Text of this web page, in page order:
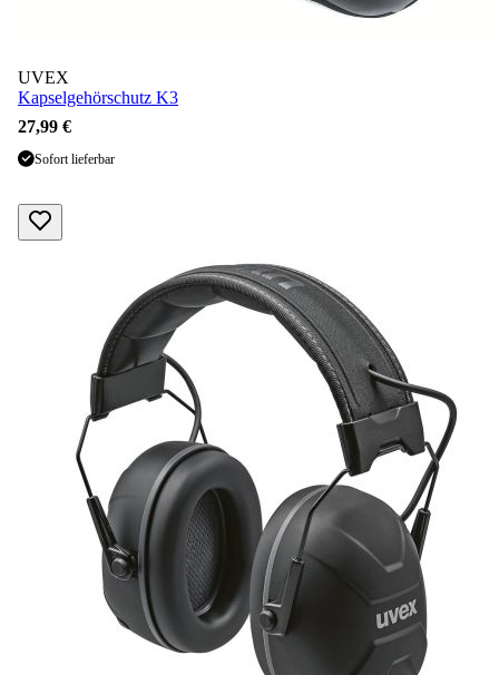
UVEX
Kapselgehörschutz K3
27,99 €
Sofort lieferbar